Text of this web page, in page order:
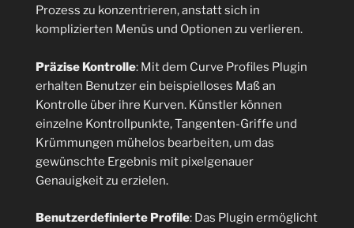
Prozess zu konzentrieren, anstatt sich in
komplizierten Menüs und Optionen zu verlieren.
Präzise Kontrolle: Mit dem Curve Profiles Plugin
erhalten Benutzer ein beispielloses Maß an
Kontrolle über ihre Kurven. Künstler können
einzelne Kontrollpunkte, Tangenten-Griffe und
Krümmungen mühelos bearbeiten, um das
gewünschte Ergebnis mit pixelgenauer
Genauigkeit zu erzielen.
Benutzerdefinierte Profile: Das Plugin ermöglicht